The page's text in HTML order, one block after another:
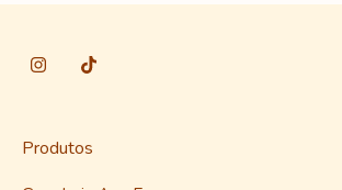
Produtos